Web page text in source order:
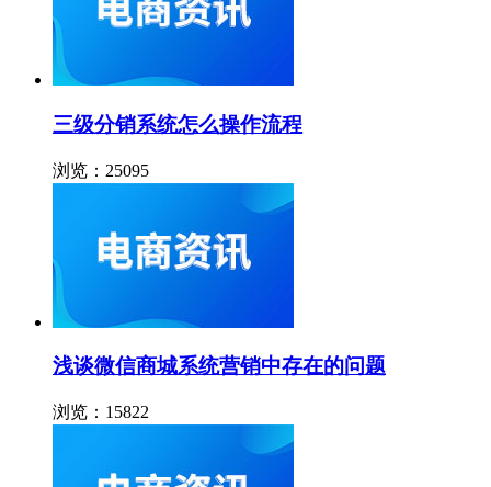
三级分销系统怎么操作流程
浏览：25095
浅谈微信商城系统营销中存在的问题
浏览：15822